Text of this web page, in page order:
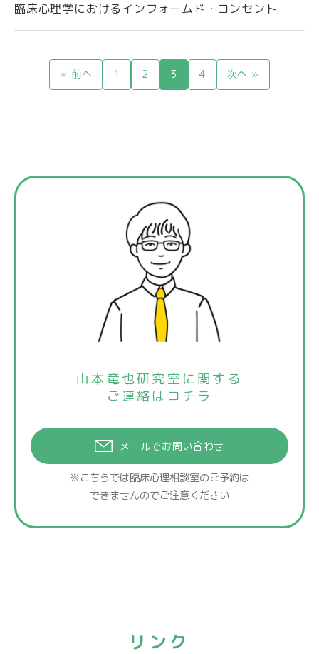
臨床心理学におけるインフォームド・コンセント
« 前へ 1 2 3 4 次へ »
山本竜也研究室に関する
ご連絡はコチラ
メールでお問い合わせ
※こちらでは臨床心理相談室のご予約は
できませんのでご注意ください
リンク